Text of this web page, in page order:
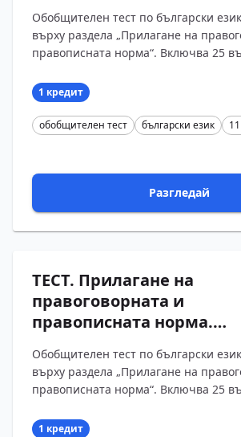
11 клас (Вариант 6)
Обобщителен тест по български
върху раздела „Прилагане на
правописната норма“. Включва 25
петте уро?...
1 кредит
обобщителен тест български език
Разгледай
ТЕСТ. Прилагане на
правоговорната и
правописната норма.
11 клас (Вариант 5)
Обобщителен тест по български
върху раздела „Прилагане на
правописната норма“. Включва 25
уроцит...
1 кредит